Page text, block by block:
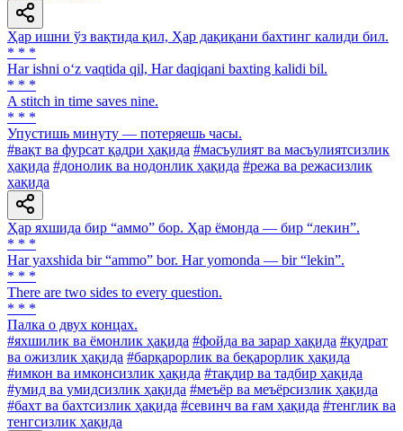
Ҳар ишни ўз вақтида қил, Ҳар дақиқани бахтинг калиди бил.
* * *
Har ishni o‘z vaqtida qil, Har daqiqani baxting kalidi bil.
* * *
A stitch in time saves nine.
* * *
Упустишь минуту — потеряешь часы.
#вақт ва фурсат қадри ҳақида #масъулият ва масъулиятсизлик
ҳақида #донолик ва нодонлик ҳақида #режа ва режасизлик
ҳақида
Ҳар яхшида бир “аммо” бор. Ҳар ёмонда — бир “лекин”.
* * *
Har yaxshida bir “ammo” bor. Har yomonda — bir “lekin”.
* * *
There are two sides to every question.
* * *
Палка о двух концах.
#яхшилик ва ёмонлик ҳақида #фойда ва зарар ҳақида #қудрат
ва ожизлик ҳақида #барқарорлик ва беқарорлик ҳақида
#имкон ва имконсизлик ҳақида #тақдир ва тадбир ҳақида
#умид ва умидсизлик ҳақида #меъёр ва меъёрсизлик ҳақида
#бахт ва бахтсизлик ҳақида #севинч ва ғам ҳақида #тенглик ва
тенгсизлик ҳақида